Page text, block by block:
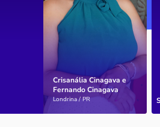
Crisanália Cinagava e
Fernando Cinagava
Londrina / PR